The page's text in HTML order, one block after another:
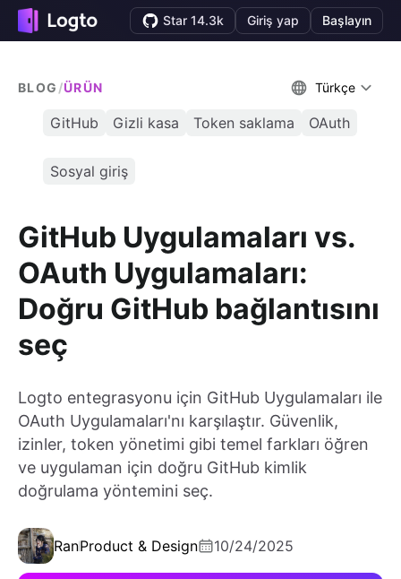
Star 14.3k Giriş yap Başlayın
BLOG /ÜRÜN Türkçe
GitHub Gizli kasa Token saklama OAuth
Sosyal giriş
GitHub Uygulamaları vs.
OAuth Uygulamaları:
Doğru GitHub bağlantısını
seç
Logto entegrasyonu için GitHub Uygulamaları ile
OAuth Uygulamaları'nı karşılaştır. Güvenlik,
izinler, token yönetimi gibi temel farkları öğren
ve uygulaman için doğru GitHub kimlik
doğrulama yöntemini seç.
RanProduct & Design 10/24/2025